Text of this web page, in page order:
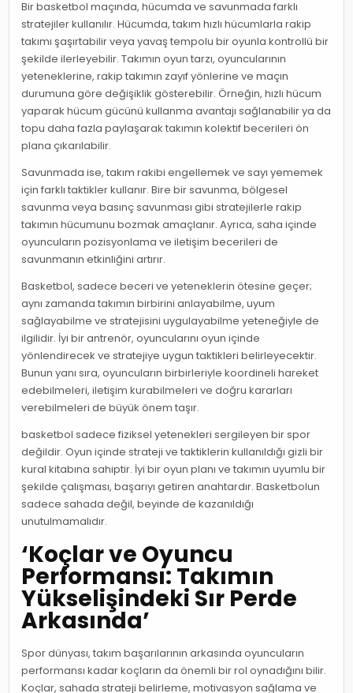
Bir basketbol maçında, hücumda ve savunmada farklı
stratejiler kullanılır. Hücumda, takım hızlı hücumlarla rakip
takımı şaşırtabilir veya yavaş tempolu bir oyunla kontrollü bir
şekilde ilerleyebilir. Takımın oyun tarzı, oyuncularının
yeteneklerine, rakip takımın zayıf yönlerine ve maçın
durumuna göre değişiklik gösterebilir. Örneğin, hızlı hücum
yaparak hücum gücünü kullanma avantajı sağlanabilir ya da
topu daha fazla paylaşarak takımın kolektif becerileri ön
plana çıkarılabilir.
Savunmada ise, takım rakibi engellemek ve sayı yememek
için farklı taktikler kullanır. Bire bir savunma, bölgesel
savunma veya basınç savunması gibi stratejilerle rakip
takımın hücumunu bozmak amaçlanır. Ayrıca, saha içinde
oyuncuların pozisyonlama ve iletişim becerileri de
savunmanın etkinliğini artırır.
Basketbol, sadece beceri ve yeteneklerin ötesine geçer;
aynı zamanda takımın birbirini anlayabilme, uyum
sağlayabilme ve stratejisini uygulayabilme yeteneğiyle de
ilgilidir. İyi bir antrenör, oyuncularını oyun içinde
yönlendirecek ve stratejiye uygun taktikleri belirleyecektir.
Bunun yanı sıra, oyuncuların birbirleriyle koordineli hareket
edebilmeleri, iletişim kurabilmeleri ve doğru kararları
verebilmeleri de büyük önem taşır.
basketbol sadece fiziksel yetenekleri sergileyen bir spor
değildir. Oyun içinde strateji ve taktiklerin kullanıldığı gizli bir
kural kitabına sahiptir. İyi bir oyun planı ve takımın uyumlu bir
şekilde çalışması, başarıyı getiren anahtardır. Basketbolun
sadece sahada değil, beyinde de kazanıldığı
unutulmamalıdır.
‘Koçlar ve Oyuncu
Performansı: Takımın
Yükselişindeki Sır Perde
Arkasında’
Spor dünyası, takım başarılarının arkasında oyuncuların
performansı kadar koçların da önemli bir rol oynadığını bilir.
Koçlar, sahada strateji belirleme, motivasyon sağlama ve